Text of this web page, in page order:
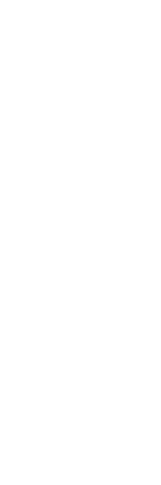
להעברת
שאז הגיעה
הראשונית,
למעשה שתי
למנות
נתוני איתוראן
אחיו, חברו